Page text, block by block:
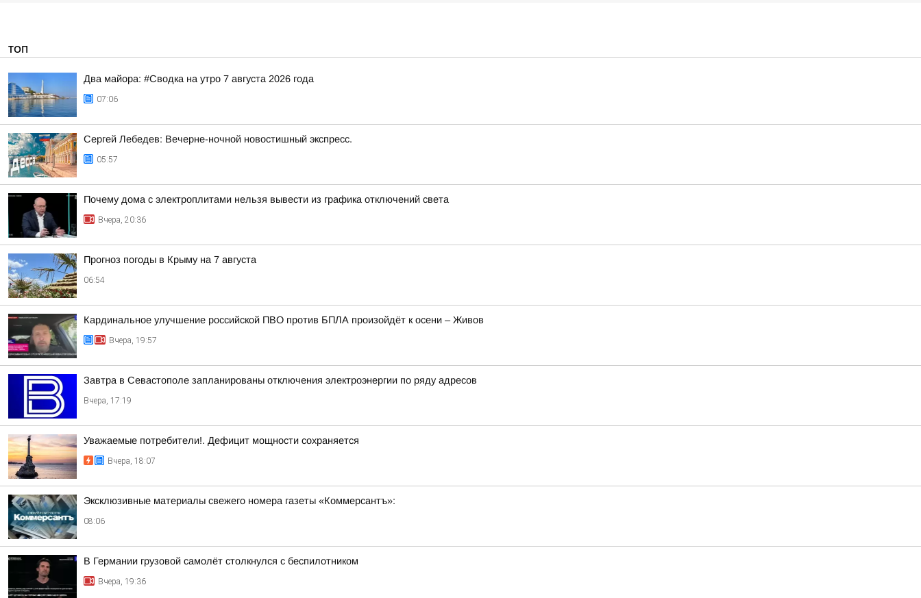
ТОП
Два майора: #Сводка на утро 7 августа 2026 года
07:06
Сергей Лебедев: Вечерне-ночной новостишный экспресс.
05:57
Почему дома с электроплитами нельзя вывести из графика отключений света
Вчера, 20:36
Прогноз погоды в Крыму на 7 августа
06:54
Кардинальное улучшение российской ПВО против БПЛА произойдёт к осени – Живов
Вчера, 19:57
Завтра в Севастополе запланированы отключения электроэнергии по ряду адресов
Вчера, 17:19
Уважаемые потребители!. Дефицит мощности сохраняется
Вчера, 18:07
Эксклюзивные материалы свежего номера газеты «Коммерсантъ»:
08:06
В Германии грузовой самолёт столкнулся с беспилотником
Вчера, 19:36